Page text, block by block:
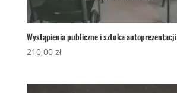
Wystąpienia publiczne i sztuka autoprezentacji
210,00 zł